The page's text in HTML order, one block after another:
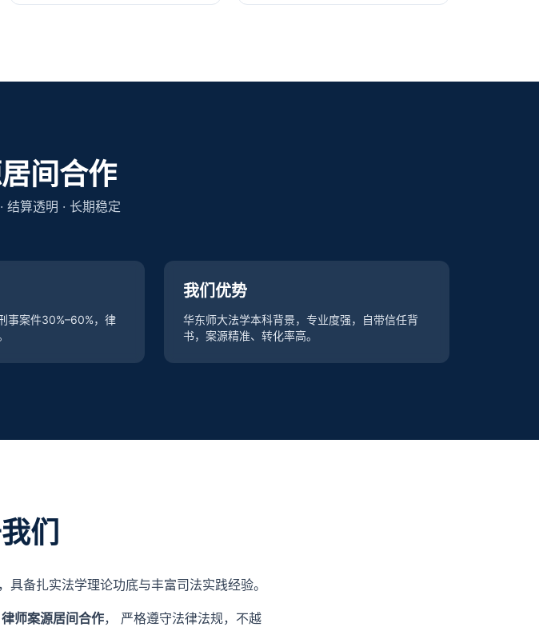
间合作
结算透明 · 长期稳定
事案件30%–60%，律
我们优势
华东师大法学本科背景，专业度强，自带信任背
书，案源精准、转化率高。
们
具备扎实法学理论功底与丰富司法实践经验。
师案源居间合作， 严格遵守法律法规，不越